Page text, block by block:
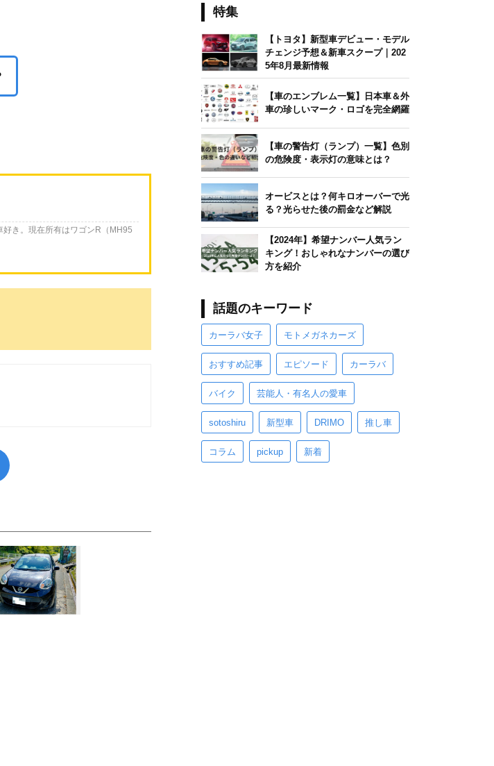
き。現在所有はワゴンR（MH95
特集
【トヨタ】新型車デビュー・モデル
チェンジ予想＆新車スクープ｜202
5年8月最新情報
【車のエンブレム一覧】日本車＆外
車の珍しいマーク・ロゴを完全網羅
【車の警告灯（ランプ）一覧】色別
の危険度・表示灯の意味とは？
オービスとは？何キロオーバーで光
る？光らせた後の罰金など解説
【2024年】希望ナンバー人気ラン
キング！おしゃれなナンバーの選び
方を紹介
話題のキーワード
カーラバ女子 モトメガネカーズ
おすすめ記事 エピソード カーラバ
バイク 芸能人・有名人の愛車
sotoshiru 新型車 DRIMO 推し車
コラム pickup 新着